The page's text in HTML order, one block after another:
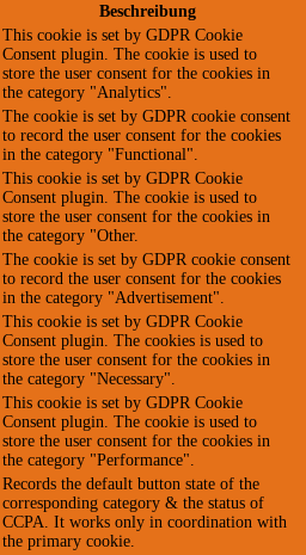
Beschreibung
This cookie is set by GDPR Cookie
Consent plugin. The cookie is used to
store the user consent for the cookies in
the category "Analytics".
The cookie is set by GDPR cookie consent
to record the user consent for the cookies
in the category "Functional".
This cookie is set by GDPR Cookie
Consent plugin. The cookie is used to
store the user consent for the cookies in
the category "Other.
The cookie is set by GDPR cookie consent
to record the user consent for the cookies
in the category "Advertisement".
This cookie is set by GDPR Cookie
Consent plugin. The cookies is used to
store the user consent for the cookies in
the category "Necessary".
This cookie is set by GDPR Cookie
Consent plugin. The cookie is used to
store the user consent for the cookies in
the category "Performance".
Records the default button state of the
corresponding category & the status of
CCPA. It works only in coordination with
the primary cookie.